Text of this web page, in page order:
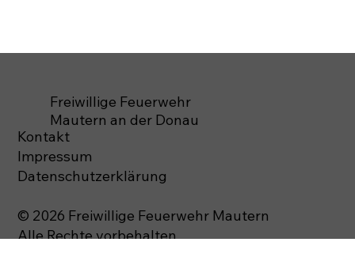
Kontakt
Impressum
Datenschutzerklärung
© 2026 Freiwillige Feuerwehr Mautern
Alle Rechte vorbehalten
Freiwillige Feuerwehr
Mautern an der Donau